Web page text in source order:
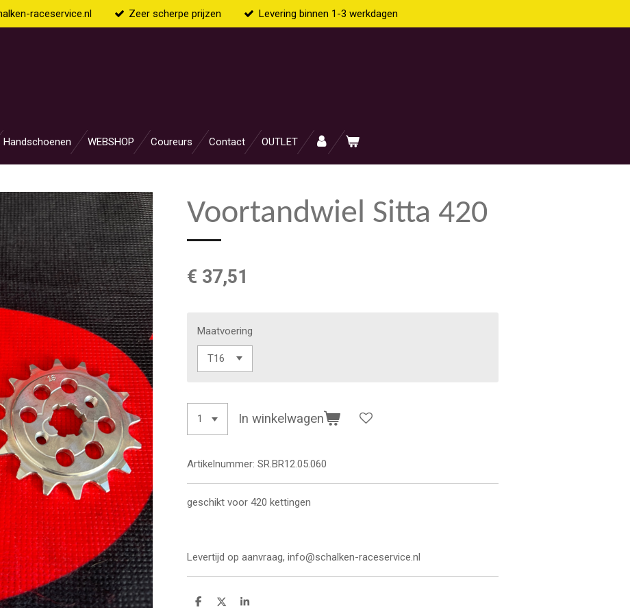
raceservice.nl Zeer scherpe prijzen Levering binnen 1-3 werkdagen
Handschoenen WEBSHOP Coureurs Contact OUTLET
Voortandwiel Sitta 420
€ 37,51
Maatvoering
In winkelwagen
Artikelnummer: SR.BR12.05.060
geschikt voor 420 kettingen
Levertijd op aanvraag, info@schalken-raceservice.nl
D
D
S